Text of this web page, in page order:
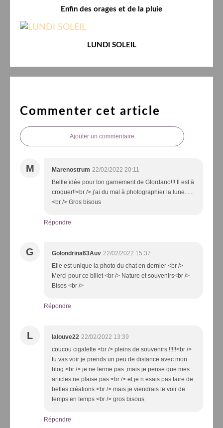
Enfin des orages et de la pluie
LUNDI SOLEIL
Commenter cet article
Ajouter un commentaire
M Marenostrum 22/02/2022 20:11
Bellle idée pour ton garnement de GIordano!!! Il est à
croquer!!<br /> j'ai du mal à photographier la lune......
<br /> Gros bisous
Répondre
G Golondrina63Auv 22/02/2022 15:37
Elle est unique la photo du chat en dernier <br />
Merci pour ce billet <br /> Nature et souvenirs<br />
Bises <br />
Répondre
L lalouve22 22/02/2022 13:39
coucou cigalette <br /> pleins de souvenirs !!!!!<br />
tu vas voir je prends un peu de distance avec mon
blog <br /> je ne ferme pas ,mais je pense que mes
articles ne plaise pas <br /> et je n esais pas faire de
belles créations <br /> mais je viendrais te voir de
temps en temps <br /> gros bisous
Répondre